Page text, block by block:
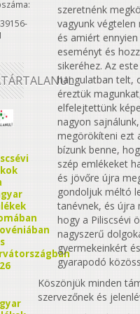
szeretnénk
vagyunk
és amiért
eseményt és
sikeréhez. Az
hangulatban telt,
éreztük
elfelejtettünk
nagyon
megörökíteni ezt
bízunk benne,
szép emlékeket
és jövőre újra
gondoljuk méltó
tanévnek, és
hogy a Piliscsévi
nagyszerű
gyermekeinkért
gyarapodó
Köszönjük minden
szervezőnek és